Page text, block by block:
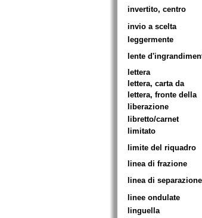
invertito, centro
invio a scelta
leggermente
lente
lettera
lettera, carta da
lettera, fronte della
liberazione
libretto/carnet
limitato
limite del riquadro
linea di frazione
linea di separazione
linee ondulate
linguella